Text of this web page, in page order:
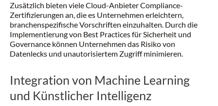
Zusätzlich bieten viele Cloud-Anbieter Compliance-
Zertifizierungen an, die es Unternehmen erleichtern,
branchenspezifische Vorschriften einzuhalten. Durch die
Implementierung von Best Practices für Sicherheit und
Governance können Unternehmen das Risiko von
Datenlecks und unautorisiertem Zugriff minimieren.
Integration von Machine Learning
und Künstlicher Intelligenz